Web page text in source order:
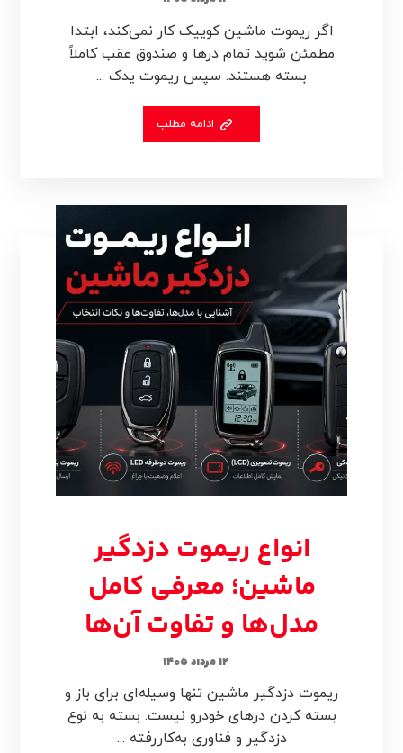
اگر ریموت ماشین کوییک کار نمی‌کند، ابتدا
مطمئن شوید تمام درها و صندوق عقب کاملاً
بسته هستند. سپس ریموت یدک ...
ادامه مطلب
انواع ریموت دزدگیر
ماشین؛ معرفی کامل
مدل‌ها و تفاوت آن‌ها
۱۲ مرداد ۱۴۰۵
ریموت دزدگیر ماشین تنها وسیله‌ای برای باز و
بسته کردن درهای خودرو نیست. بسته به نوع
دزدگیر و فناوری به‌کاررفته ...